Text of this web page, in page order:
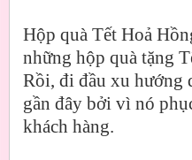
Hộp quà Tết Hoả
những hộp quà tặng
Rồi, đi đầu xu hướng
gần đây bởi vì nó
khách hàng.